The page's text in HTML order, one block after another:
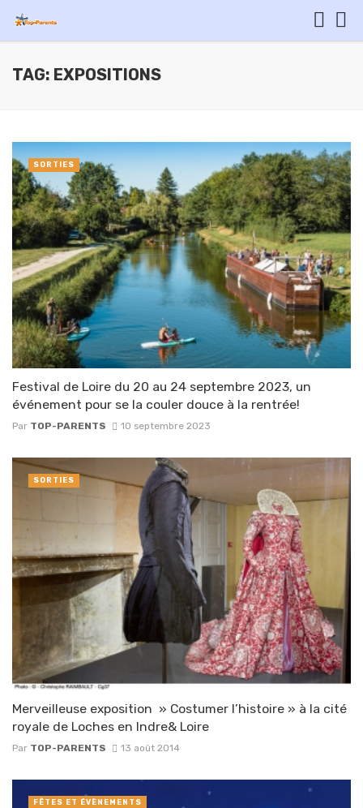
TAG: EXPOSITIONS
Festival de Loire du 20 au 24 septembre 2023, un
événement pour se la couler douce à la rentrée!
Par TOP-PARENTS 10 septembre 2023
SORTIES
Merveilleuse exposition » Costumer l’histoire » à la cité
royale de Loches en Indre& Loire
Par TOP-PARENTS 13 août 2014
SORTIES
FÊTES ET ÉVÈNEMENTS